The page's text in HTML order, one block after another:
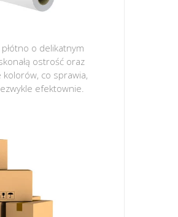
o delikatnym
ostrość oraz
co sprawia,
efektownie.